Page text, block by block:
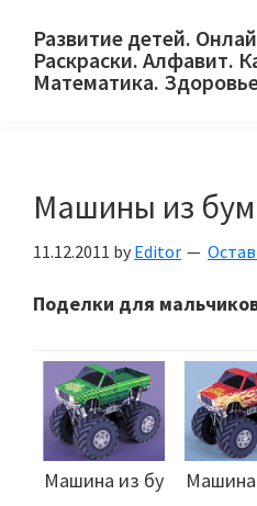
primary
main
primary
Развитие детей.
Раскраски. Алфавит.
Математика.
и
родителей.
Машины из
11.12.2011 by Editor
Поделки для
Машина из бу